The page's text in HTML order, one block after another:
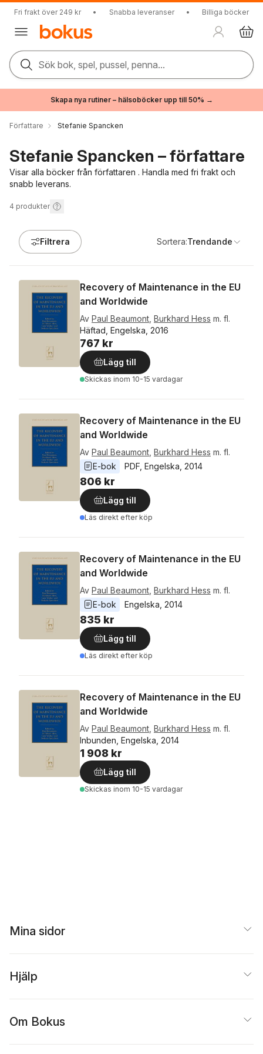
Fri frakt över 249 kr • Snabba leveranser • Billiga böcker
Sök bok, spel, pussel, penna...
Skapa nya rutiner – hälsoböcker upp till 50% →
Författare Stefanie Spancken
Stefanie Spancken – författare
Visar alla böcker från författaren . Handla med fri frakt och
snabb leverans.
4 produkter
Filtrera Sortera:Trendande
Recovery of Maintenance in the EU
and Worldwide
Av Paul Beaumont Burkhard Hess m. fl.
Häftad, Engelska, 2016
767 kr
Lägg till
Skickas inom 10-15 vardagar
Recovery of Maintenance in the EU
and Worldwide
Av Paul Beaumont Burkhard Hess m. fl.
E-bok
PDF Engelska 2014
806 kr
Lägg till
Läs direkt efter köp
Recovery of Maintenance in the EU
and Worldwide
Av Paul Beaumont Burkhard Hess m. fl.
E-bok
Engelska 2014
835 kr
Lägg till
Läs direkt efter köp
Recovery of Maintenance in the EU
and Worldwide
Av Paul Beaumont Burkhard Hess m. fl.
Inbunden, Engelska, 2014
1 908 kr
Lägg till
Skickas inom 10-15 vardagar
Mina sidor
Hjälp
Om Bokus